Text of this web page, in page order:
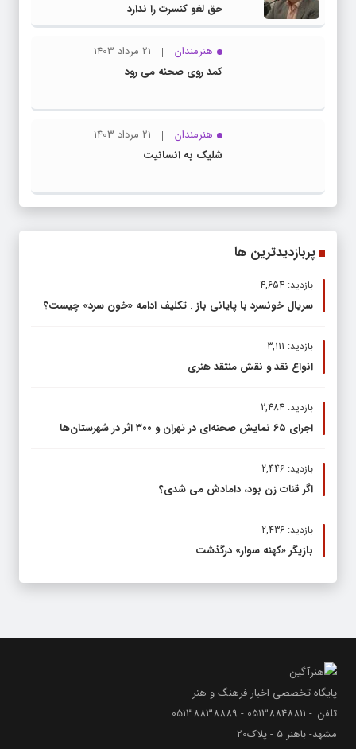
حق لغو کنسرت را ندارد
هنرمندان
21 مرداد 1403
کمد روی صحنه می رود
هنرمندان
21 مرداد 1403
شلیک به انسانیت
پربازدیدترین ها
بازدید: 4,654
سریال خونسرد با پایانی باز . تکلیف ادامه «خون سرد» چیست؟
بازدید: 3,111
انواع نقد و نقش منتقد هنری
بازدید: 2,484
اجرای ۶۵ نمایش صحنه‌ای در تهران و ۳۰۰ اثر در شهرستان‌ها
بازدید: 2,446
اگر قنات زن بود، دامادش می شدی؟
بازدید: 2,436
بازیگر «کهنه سوار» درگذشت
پایگاه تخصصی اخبار فرهنگ و هنر
تلفن: - 05138848811 - 05138838889
مشهد- باهنر 5 - پلاک20